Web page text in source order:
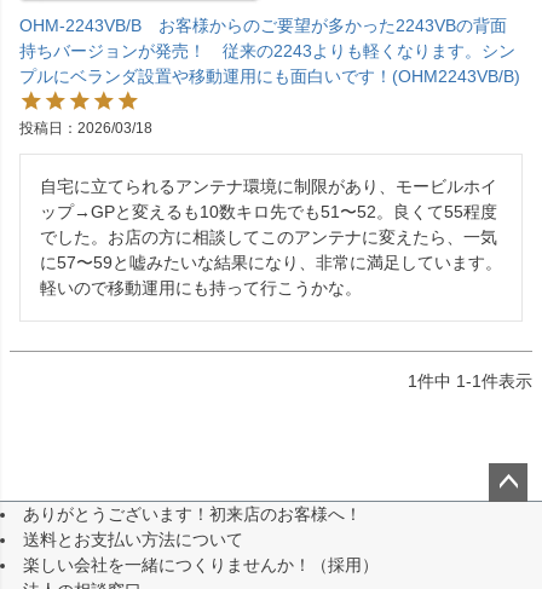
OHM-2243VB/B お客様からのご要望が多かった2243VBの背面
持ちバージョンが発売！ 従来の2243よりも軽くなります。シン
プルにベランダ設置や移動運用にも面白いです！(OHM2243VB/B)
投稿日 2026/03/18
自宅に立てられるアンテナ環境に制限があり、モービルホイ
ップ→GPと変えるも10数キロ先でも51〜52。良くて55程度
でした。お店の方に相談してこのアンテナに変えたら、一気
に57〜59と嘘みたいな結果になり、非常に満足しています。
軽いので移動運用にも持って行こうかな。
1件中 1-1件表示
ありがとうございます！初来店のお客様へ！
送料とお支払い方法について
楽しい会社を一緒につくりませんか！（採用）